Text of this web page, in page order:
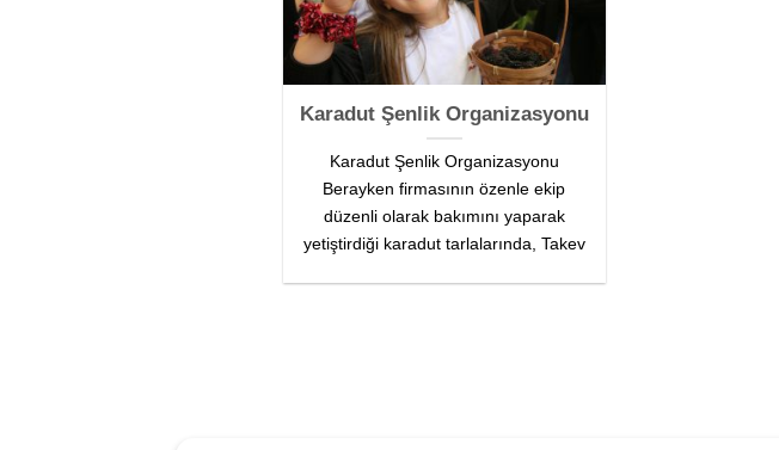
Karadut Şenlik Organizasyonu
Karadut Şenlik Organizasyonu
Berayken firmasının özenle ekip
düzenli olarak bakımını yaparak
yetiştirdiği karadut tarlalarında, Takev